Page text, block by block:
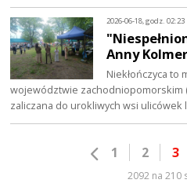
2026-06-18, godz. 02:23
Anny Kolmer
Niekłończyca to
województwie zachodniopomorskim
zaliczana do urokliwych wsi ulicówek
1 2 3
2092 na 210